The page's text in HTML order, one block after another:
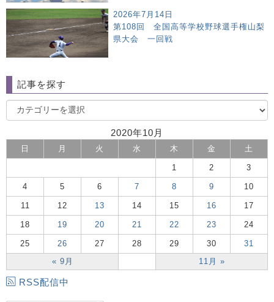
2026年7月14日
第108回 全国高等学校野球選手権山梨
県大会 一回戦
記事を探す
2020年10月
日 月 火 水 木 金 土
« 9月 11月 »
1 2 3
4 5 6 7 8 9 10
11 12 13 14 15 16 17
18 19 20 21 22 23 24
25 26 27 28 29 30 31
RSS配信中